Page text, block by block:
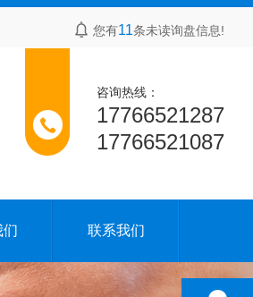
您有11条未读询盘信息!
咨询热线：
17766521287
17766521087
们 联系我们